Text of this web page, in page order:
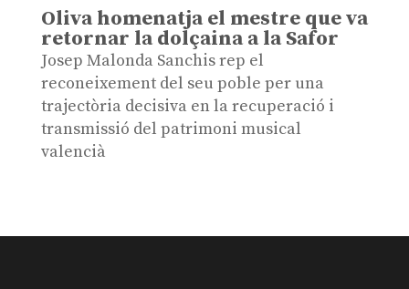
Oliva homenatja el mestre que va
retornar la dolçaina a la Safor
Josep Malonda Sanchis rep el
reconeixement del seu poble per una
trajectòria decisiva en la recuperació i
transmissió del patrimoni musical
valencià